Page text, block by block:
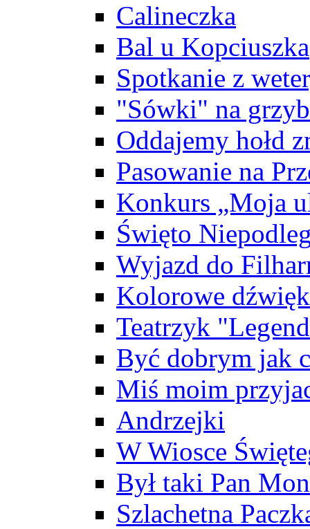
Calineczka
Bal u Kopciuszka
Spotkanie z
"Sówki" na
Oddajemy hołd
Pasowanie na
Konkurs „Moja
Święto
Wyjazd do
Kolorowe
Teatrzyk
Być dobrym jak
Miś moim
Andrzejki
W Wiosce
Był taki Pan
Szlachetna